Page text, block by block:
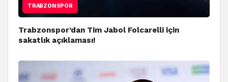
TRABZONSPOR
Trabzonspor’dan Tim Jabol Folcarelli için
sakatlık açıklaması!